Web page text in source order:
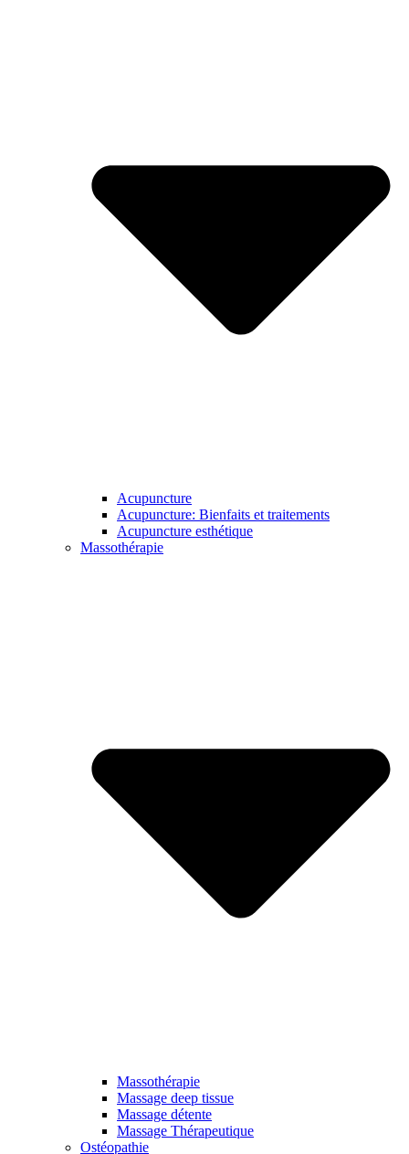
Acupuncture
Acupuncture: Bienfaits et traitements
Acupuncture esthétique
Massothérapie
Massothérapie
Massage deep tissue
Massage détente
Massage Thérapeutique
Ostéopathie